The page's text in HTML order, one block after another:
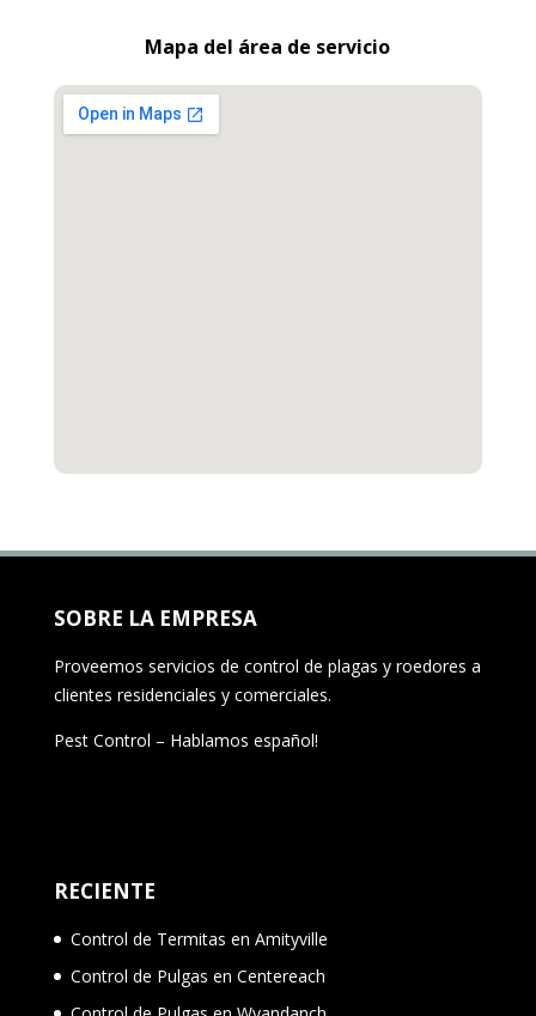
Mapa del área de servicio
SOBRE LA EMPRESA
Proveemos servicios de control de plagas y roedores a
clientes residenciales y comerciales.
Pest Control – Hablamos español!
RECIENTE
Control de Termitas en Amityville
Control de Pulgas en Centereach